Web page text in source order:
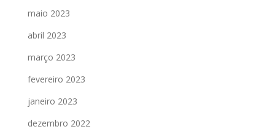
maio 2023
abril 2023
março 2023
fevereiro 2023
janeiro 2023
dezembro 2022